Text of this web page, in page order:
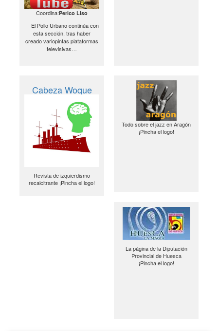
Coordina:Perico Liso
El Pollo Urbano continúa con
esta sección, tras haber
creado variopintas plataformas
televisivas…
Cabeza Woque
Revista de izquierdismo
recalcitrante ¡Pincha el logo!
Todo sobre el jazz en Aragón
¡Pincha el logo!
La página de la Diputación
Provincial de Huesca
¡Pincha el logo!